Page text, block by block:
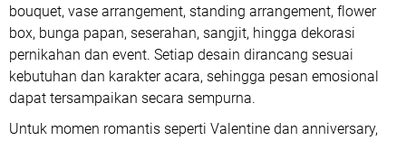
bouquet, vase arrangement, standing arrangement, flower
box, bunga papan, seserahan, sangjit, hingga dekorasi
pernikahan dan event. Setiap desain dirancang sesuai
kebutuhan dan karakter acara, sehingga pesan emosional
dapat tersampaikan secara sempurna.
Untuk momen romantis seperti Valentine dan anniversary,